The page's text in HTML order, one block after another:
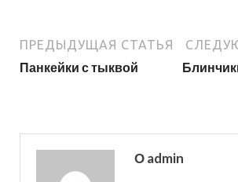
ПРЕДЫДУЩАЯ СТАТЬЯ
Панкейки с тыквой
О admin